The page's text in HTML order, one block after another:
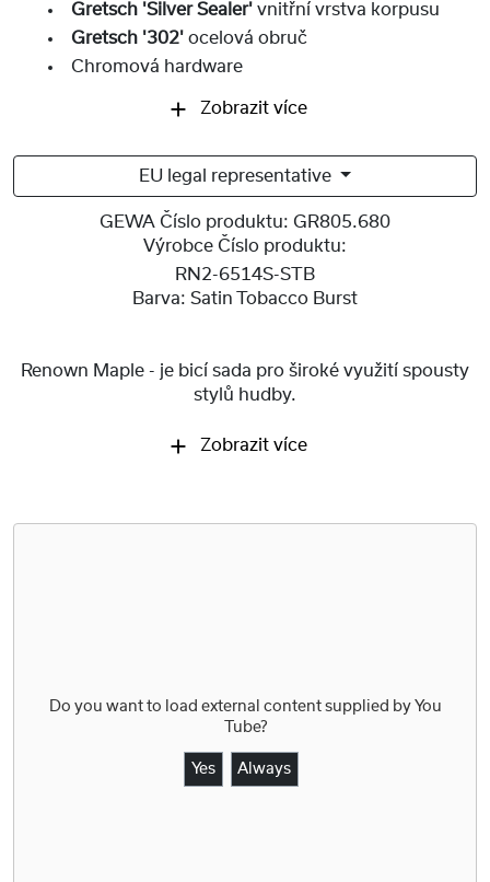
Gretsch 'Silver Sealer' vnitřní vrstva korpusu
Gretsch '302' ocelová obruč
Chromová hardware
Zobrazit více
EU legal representative
GEWA Číslo produktu: GR805.680
Výrobce Číslo produktu:
RN2-6514S-STB
Barva: Satin Tobacco Burst
Renown Maple - je bicí sada pro široké využití spousty
stylů hudby.
Zobrazit více
Do you want to load external content supplied by You
Tube?
Yes Always